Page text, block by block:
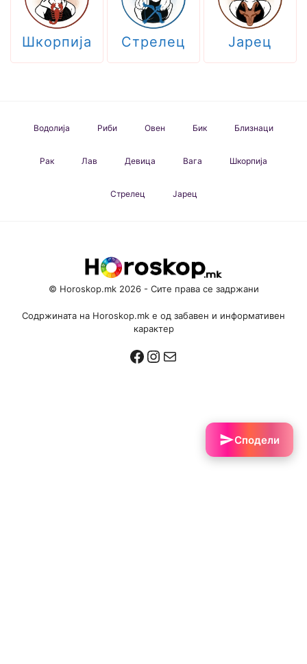
Шкорпија Стрелец Јарец
Водолија Риби Овен Бик Близнаци
Рак Лав Девица Вага Шкорпија
Стрелец Јарец
© Horoskop.mk 2026 - Сите права се задржани
Содржината на Horoskop.mk е од забавен и информативен
карактер
Facebook
Instagram
Mail
Сподели